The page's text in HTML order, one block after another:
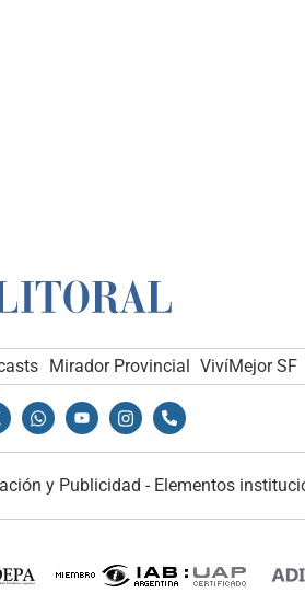
Mirador Provincial VivíMejor SF
y Publicidad - Elementos